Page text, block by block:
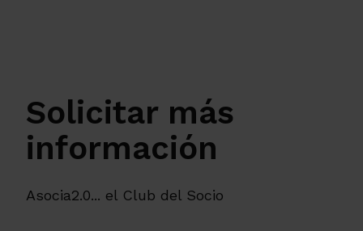
Solicitar más
información
Asocia2.0... el Club del Socio